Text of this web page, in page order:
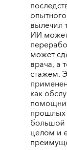
вылечил
ИИ
может
врача, а
стажем.
как
прошлых
большой
целом и